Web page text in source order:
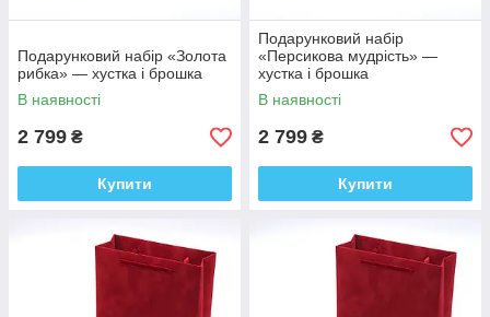
Подарунковий набір «Золота
рибка» — хустка і брошка
В наявності
2 799 ₴
Купити
Подарунковий набір
«Персикова мудрість» —
хустка і брошка
В наявності
2 799 ₴
Купити